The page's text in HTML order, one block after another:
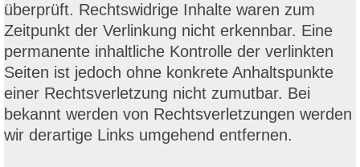
überprüft. Rechtswidrige Inhalte waren zum
Zeitpunkt der Verlinkung nicht erkennbar. Eine
permanente inhaltliche Kontrolle der verlinkten
Seiten ist jedoch ohne konkrete Anhaltspunkte
einer Rechtsverletzung nicht zumutbar. Bei
bekannt werden von Rechtsverletzungen werden
wir derartige Links umgehend entfernen.